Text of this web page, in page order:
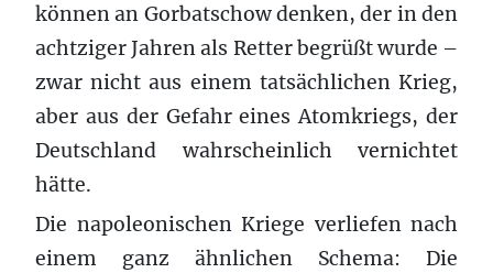
können an Gorbatschow denken, der in den
achtziger Jahren als Retter begrüßt wurde –
zwar nicht aus einem tatsächlichen Krieg,
aber aus der Gefahr eines Atomkriegs, der
Deutschland wahrscheinlich vernichtet
hätte.
Die napoleonischen Kriege verliefen nach
einem ganz ähnlichen Schema: Die